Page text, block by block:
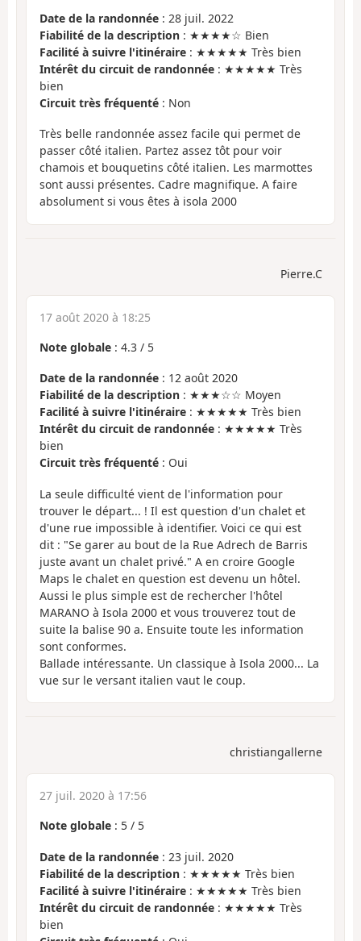
Date de la randonnée : 28 juil. 2022
Fiabilité de la description : ★★★★☆ Bien
Facilité à suivre l'itinéraire : ★★★★★ Très bien
Intérêt du circuit de randonnée : ★★★★★ Très
bien
Circuit très fréquenté : Non
Très belle randonnée assez facile qui permet de
passer côté italien. Partez assez tôt pour voir
chamois et bouquetins côté italien. Les marmottes
sont aussi présentes. Cadre magnifique. A faire
absolument si vous êtes à isola 2000
Pierre.C
17 août 2020 à 18:25
Note globale : 4.3 / 5
Date de la randonnée : 12 août 2020
Fiabilité de la description : ★★★☆☆ Moyen
Facilité à suivre l'itinéraire : ★★★★★ Très bien
Intérêt du circuit de randonnée : ★★★★★ Très
bien
Circuit très fréquenté : Oui
La seule difficulté vient de l'information pour
trouver le départ... ! Il est question d'un chalet et
d'une rue impossible à identifier. Voici ce qui est
dit : "Se garer au bout de la Rue Adrech de Barris
juste avant un chalet privé." A en croire Google
Maps le chalet en question est devenu un hôtel.
Aussi le plus simple est de rechercher l'hôtel
MARANO à Isola 2000 et vous trouverez tout de
suite la balise 90 a. Ensuite toute les information
sont conformes.
Ballade intéressante. Un classique à Isola 2000... La
vue sur le versant italien vaut le coup.
christiangallerne
27 juil. 2020 à 17:56
Note globale : 5 / 5
Date de la randonnée : 23 juil. 2020
Fiabilité de la description : ★★★★★ Très bien
Facilité à suivre l'itinéraire : ★★★★★ Très bien
Intérêt du circuit de randonnée : ★★★★★ Très
bien